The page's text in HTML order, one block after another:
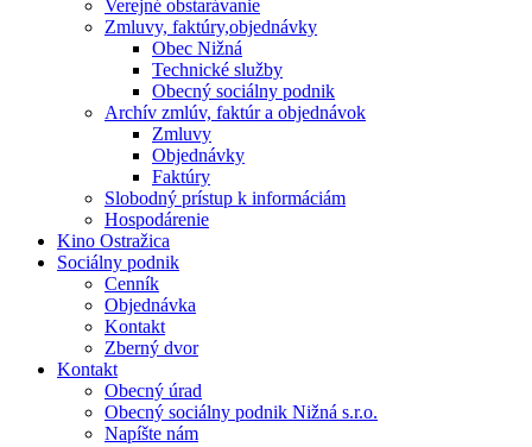
Verejné obstarávanie
Zmluvy, faktúry,objednávky
Obec Nižná
Technické služby
Obecný sociálny podnik
Archív zmlúv, faktúr a objednávok
Zmluvy
Objednávky
Faktúry
Slobodný prístup k informáciám
Hospodárenie
Kino Ostražica
Sociálny podnik
Cenník
Objednávka
Kontakt
Zberný dvor
Kontakt
Obecný úrad
Obecný sociálny podnik Nižná s.r.o.
Napíšte nám